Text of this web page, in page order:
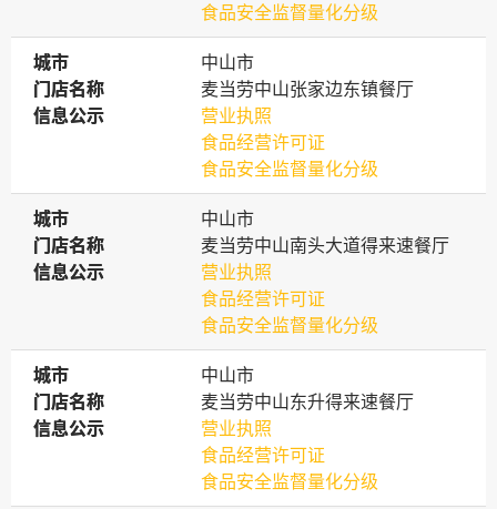
食品安全监督量化分级
城市
城市
中山市
门店名称
门店名称
麦当劳中山张家边东镇餐厅
信息公示
信息公示
营业执照
食品经营许可证
食品安全监督量化分级
城市
城市
中山市
门店名称
门店名称
麦当劳中山南头大道得来速餐厅
信息公示
信息公示
营业执照
食品经营许可证
食品安全监督量化分级
城市
城市
中山市
门店名称
门店名称
麦当劳中山东升得来速餐厅
信息公示
信息公示
营业执照
食品经营许可证
食品安全监督量化分级